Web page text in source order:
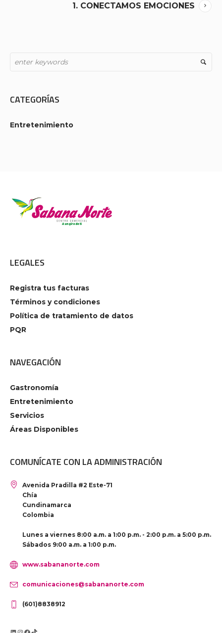
1. CONECTAMOS EMOCIONES
CATEGORÍAS
Entretenimiento
LEGALES
Registra tus facturas
Términos y condiciones
Política de tratamiento de datos
PQR
NAVEGACIÓN
Gastronomía
Entretenimiento
Servicios
Áreas Disponibles
COMUNÍCATE CON LA ADMINISTRACIÓN
Avenida Pradilla #2 Este-71
Chía
Cundinamarca
Colombia
Lunes a viernes 8:00 a.m. a 1:00 p.m. - 2:00 p.m. a 5:00 p.m.
Sábados 9:00 a.m. a 1:00 p.m.
www.sabananorte.com
comunicaciones@sabananorte.com
(601)8838912